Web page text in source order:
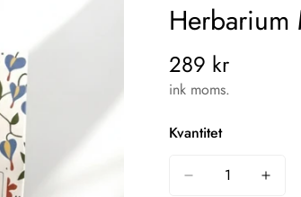
Herbarium
Vanligt
pris
289 kr
ink moms.
Kvantitet